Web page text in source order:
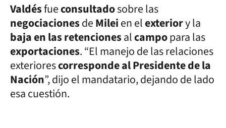
Valdésfueconsultadosobre las
negociacionesdeMileien elexteriory la
baja en las retencionesalcampopara las
exportaciones. “El manejo de las relaciones
exteriorescorresponde al Presidente de la
Nación”, dijo el mandatario, dejando de lado
esa cuestión.